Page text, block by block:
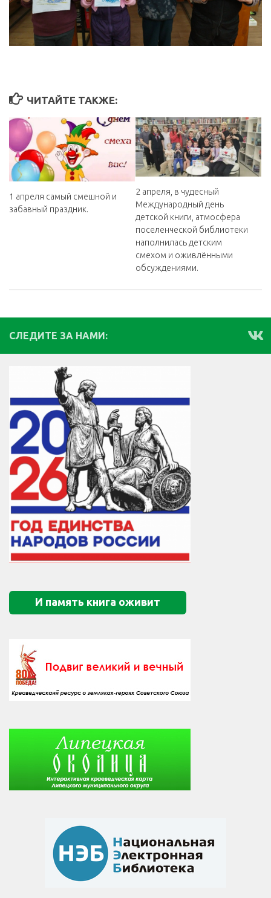
ЧИТАЙТЕ ТАКЖЕ:
1 апреля самый смешной и
забавный праздник.
2 апреля, в чудесный
Международный день
детской книги, атмосфера
поселенческой библиотеки
наполнилась детским
смехом и оживлёнными
обсуждениями.
СЛЕДИТЕ ЗА НАМИ:
И память книга оживит